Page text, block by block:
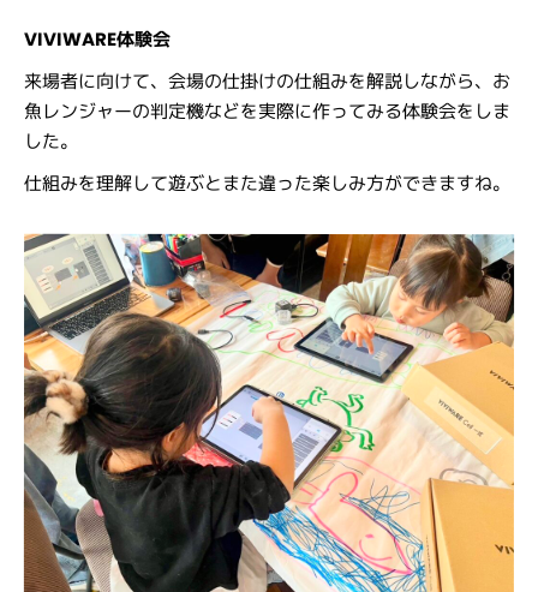
VIVIWARE体験会
来場者に向けて、会場の仕掛けの仕組みを解説しながら、お
魚レンジャーの判定機などを実際に作ってみる体験会をしま
した。
仕組みを理解して遊ぶとまた違った楽しみ方ができますね。